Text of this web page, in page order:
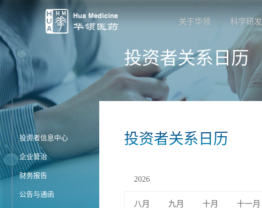
关于华领 科学研发
投资者关系日历
投资者信息中心
企业管治
财务报告
公告与通函
投资者关系日历
2026
八月 九月 十月 十一月